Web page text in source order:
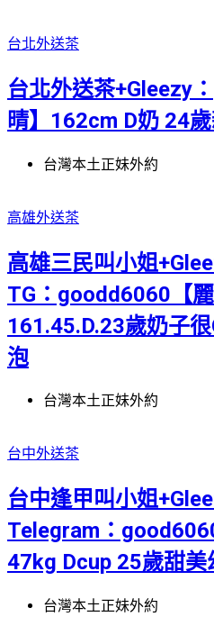
台北外送茶
台北外送茶+Gleezy
晴】162cm D奶 24
台灣本土正妹外約
高雄外送茶
高雄三民叫小姐
TG：goodd6060【麗
161.45.D.23歲奶子
泡
台灣本土正妹外約
台中外送茶
台中逢甲叫小姐
Telegram：
47kg Dcup 25歲甜美
台灣本土正妹外約